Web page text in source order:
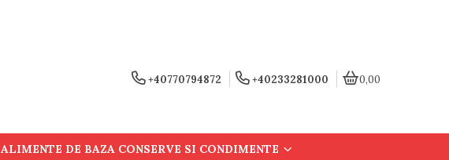
+40770794872 +40233281000 0,00
ALIMENTE DE BAZA CONSERVE SI CONDIMENTE